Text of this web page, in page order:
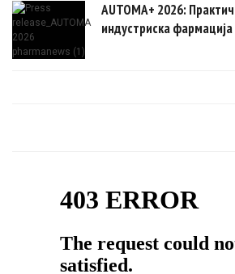
AUTOMA+ 2026:
индустриска фармација